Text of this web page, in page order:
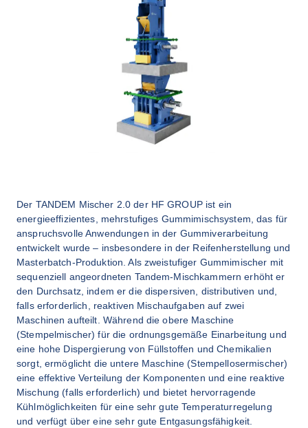
Der TANDEM Mischer 2.0 der HF GROUP ist ein
energieeffizientes, mehrstufiges Gummimischsystem, das für
anspruchsvolle Anwendungen in der Gummiverarbeitung
entwickelt wurde – insbesondere in der Reifenherstellung und
Masterbatch-Produktion. Als zweistufiger Gummimischer mit
sequenziell angeordneten Tandem-Mischkammern erhöht er
den Durchsatz, indem er die dispersiven, distributiven und,
falls erforderlich, reaktiven Mischaufgaben auf zwei
Maschinen aufteilt. Während die obere Maschine
(Stempelmischer) für die ordnungsgemäße Einarbeitung und
eine hohe Dispergierung von Füllstoffen und Chemikalien
sorgt, ermöglicht die untere Maschine (Stempellosermischer)
eine effektive Verteilung der Komponenten und eine reaktive
Mischung (falls erforderlich) und bietet hervorragende
Kühlmöglichkeiten für eine sehr gute Temperaturregelung
und verfügt über eine sehr gute Entgasungsfähigkeit.